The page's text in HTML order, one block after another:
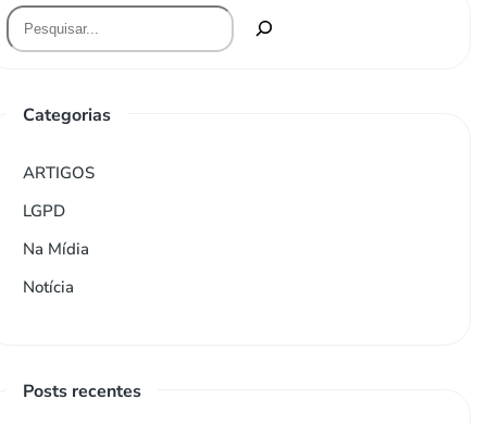
Categorias
ARTIGOS
LGPD
Na Mídia
Notícia
Posts recentes